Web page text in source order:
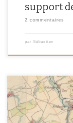
support
2 commentaires
par Sébastien